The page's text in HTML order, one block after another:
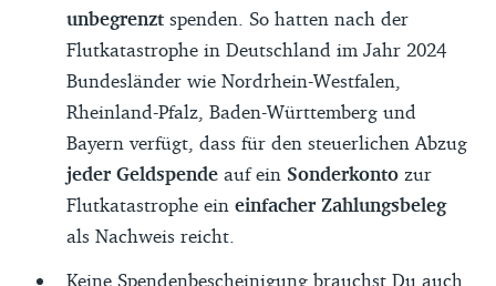
unbegrenzt spenden. So hatten nach der
Flutkatastrophe in Deutschland im Jahr 2024
Bundesländer wie Nordrhein-Westfalen,
Rheinland-Pfalz, Baden-Württemberg und
Bayern verfügt, dass für den steuerlichen Abzug
jeder Geldspende auf ein Sonderkonto zur
Flutkatastrophe ein einfacher Zahlungsbeleg
als Nachweis reicht.
Keine Spendenbescheinigung brauchst Du auch